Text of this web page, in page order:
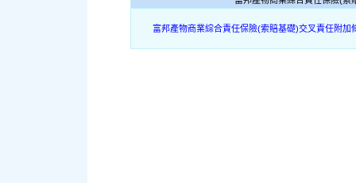
富邦產物商業綜合責任保險(索賠基礎)交叉責任附加